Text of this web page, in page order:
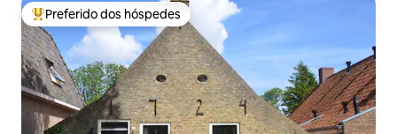
Entre os melhores preferidos dos hóspedes
Preferido dos hóspedes